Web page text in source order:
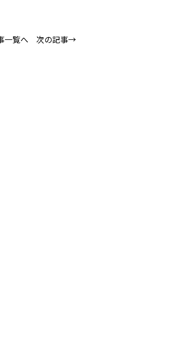
一覧へ 次の記事→